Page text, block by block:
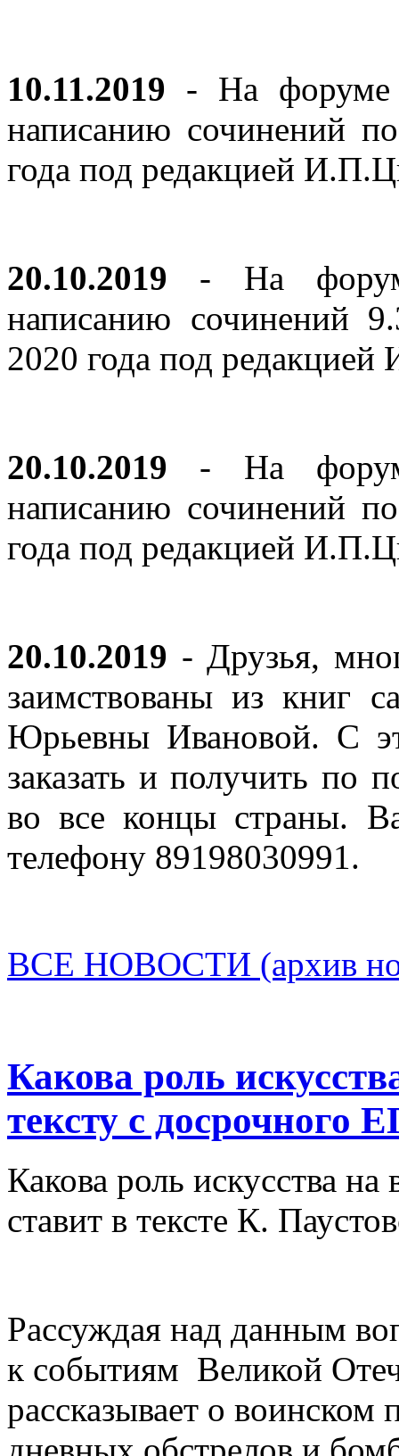
10.11.2019 - На форуме
написанию сочинений
года под редакцией
20.10.2019 - На
написанию сочинений
2020 года под
20.10.2019 - На
написанию сочинений
года под редакцией
20.10.2019 - Друзья,
заимствованы из книг
Юрьевны Ивановой. С
заказать и получить по
во все концы страны.
телефону 89198030991.
ВСЕ НОВОСТИ (архив
Какова роль
тексту с досрочного
Какова роль искусства
ставит в тексте К.
Рассуждая над данным
к событиям Великой
рассказывает о воинском